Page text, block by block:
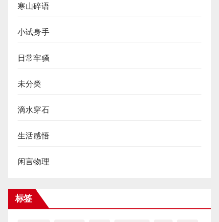
寒山碎语
小试身手
日常牢骚
未分类
滴水穿石
生活感悟
闲言物理
标签